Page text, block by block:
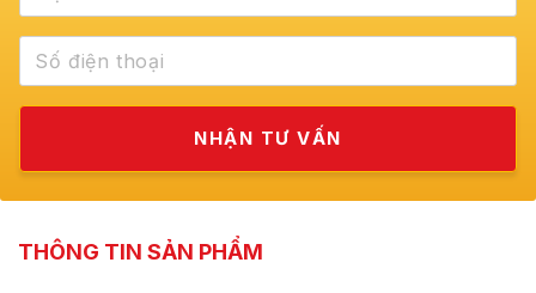
THÔNG TIN SẢN PHẨM